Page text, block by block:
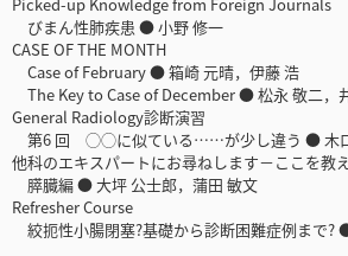
びまん性肺疾患 ● 小野 修一
CASE OF THE MONTH
Case of February ● 箱崎 元晴，伊藤 浩
The Key to Case of December ● 松永 敬二，
General Radiology診断演習
第6 回 ◯◯に似ている……が少し違う ● 木
他科のエキスパートにお尋ねします－ここを教
膵臓編 ● 大坪 公士郎，蒲田 敏文
Refresher Course
絞扼性小腸閉塞?基礎から診断困難症例まで?